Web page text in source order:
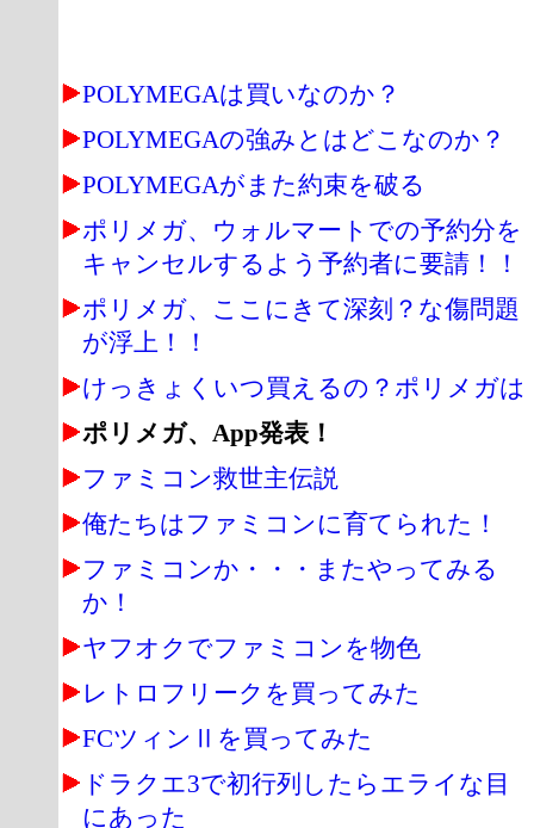
POLYMEGAは買いなのか？
POLYMEGAの強みとはどこなのか？
POLYMEGAがまた約束を破る
ポリメガ、ウォルマートでの予約分を
キャンセルするよう予約者に要請！！
ポリメガ、ここにきて深刻？な傷問題
が浮上！！
けっきょくいつ買えるの？ポリメガは
ポリメガ、App発表！
ファミコン救世主伝説
俺たちはファミコンに育てられた！
ファミコンか・・・またやってみる
か！
ヤフオクでファミコンを物色
レトロフリークを買ってみた
FCツィンⅡを買ってみた
ドラクエ3で初行列したらエライな目
にあった